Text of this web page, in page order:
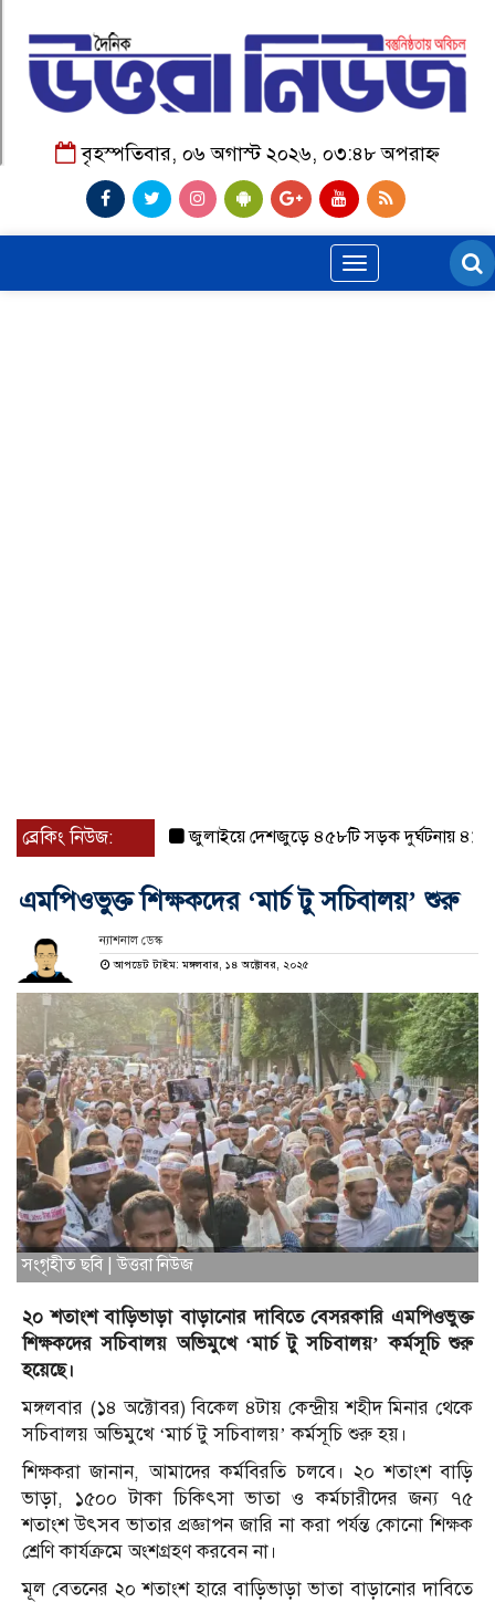
বৃহস্পতিবার, ০৬ অগাস্ট ২০২৬, ০৩:৪৮ অপরাহ্ন
Toggle
navigation
ব্রেকিং নিউজ: জুলাইয়ে দেশজুড়ে ৪৫৮টি সড়ক দুর্ঘটনায় ৪১৬ জন
এমপিওভুক্ত শিক্ষকদের ‘মার্চ টু সচিবালয়’ শুরু
ন্যাশনাল ডেস্ক
আপডেট টাইম: মঙ্গলবার, ১৪ অক্টোবর, ২০২৫
সংগৃহীত ছবি | উত্তরা নিউজ
২০ শতাংশ বাড়িভাড়া বাড়ানোর দাবিতে বেসরকারি এমপিওভুক্ত
শিক্ষকদের সচিবালয় অভিমুখে ‘মার্চ টু সচিবালয়’ কর্মসূচি শুরু
হয়েছে।
মঙ্গলবার (১৪ অক্টোবর) বিকেল ৪টায় কেন্দ্রীয় শহীদ মিনার থেকে
সচিবালয় অভিমুখে ‘মার্চ টু সচিবালয়’ কর্মসূচি শুরু হয়।
শিক্ষকরা জানান, আমাদের কর্মবিরতি চলবে। ২০ শতাংশ বাড়ি
ভাড়া, ১৫০০ টাকা চিকিৎসা ভাতা ও কর্মচারীদের জন্য ৭৫
শতাংশ উৎসব ভাতার প্রজ্ঞাপন জারি না করা পর্যন্ত কোনো শিক্ষক
শ্রেণি কার্যক্রমে অংশগ্রহণ করবেন না।
মূল বেতনের ২০ শতাংশ হারে বাড়িভাড়া ভাতা বাড়ানোর দাবিতে